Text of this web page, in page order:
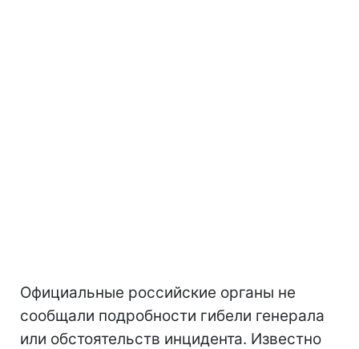
Официальные российские органы не
сообщали подробности гибели генерала
или обстоятельств инцидента. Известно